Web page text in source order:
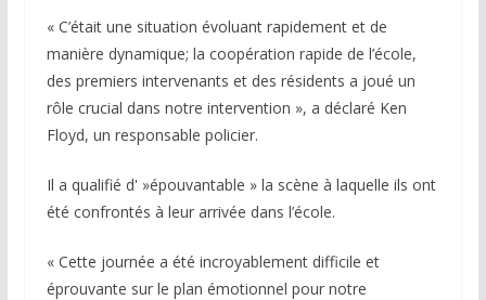
« C’était une situation évoluant rapidement et de
manière dynamique; la coopération rapide de l’école,
des premiers intervenants et des résidents a joué un
rôle crucial dans notre intervention », a déclaré Ken
Floyd, un responsable policier.
Il a qualifié d' »épouvantable » la scène à laquelle ils ont
été confrontés à leur arrivée dans l’école.
« Cette journée a été incroyablement difficile et
éprouvante sur le plan émotionnel pour notre